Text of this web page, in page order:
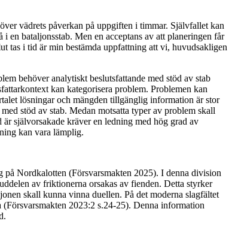
vädrets påverkan på uppgiften i timmar. Självfallet kan
bataljonsstab. Men en acceptans av att planeringen får
tas i tid är min bestämda uppfattning att vi, huvudsakligen
behöver analytiskt beslutsfattande med stöd av stab
kan kategorisera problem. Problemen kan
lösningar och mängden tillgänglig information är stor
stöd av stab. Medan motsatta typer av problem skall
självorsakade kräver en ledning med hög grad av
kan vara lämplig.
på Nordkalotten (Försvarsmakten 2025). I denna division
av friktionerna orsakas av fienden. Detta styrker
skall kunna vinna duellen. På det moderna slagfältet
2023:2 s.24-25). Denna information